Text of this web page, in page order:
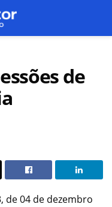
de
de 04 de dezembro